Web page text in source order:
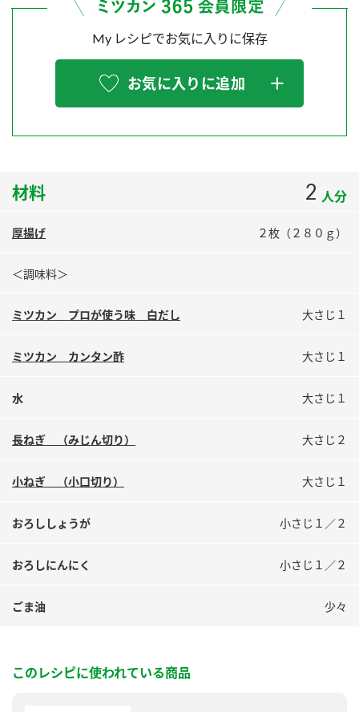
炊き込みご飯の素 米飯用調味液
お酢を知ろう！
ぽん酢サワー
ミツカンのCM
ロングセラー商品 ＋ おすすめレシピ
ZENB initiative
MIM（ミツカンミュージアム）
お客様の声をいかしました
販売終了製品のご案内
よくあるご質問
地図から取り扱い店舗を探す
検索
業務用サイト ミツカングループについて 製造所固有記号一覧
My レシピでお気に入りに保存
お気に入りに追加
材料 2 人分
厚揚げ ２枚（２８０ｇ）
＜調味料＞
ミツカン プロが使う味 白だし 大さじ１
ミツカン カンタン酢 大さじ１
水 大さじ１
長ねぎ （みじん切り） 大さじ２
小ねぎ （小口切り） 大さじ１
おろししょうが 小さじ１／２
おろしにんにく 小さじ１／２
ごま油 少々
このレシピに使われている商品